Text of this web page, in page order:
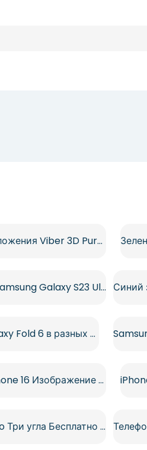
Значок приложения Viber 3D Purple Square с бесплатным сигналом телефона PNG
Смартфон Samsung Galaxy S23 Ultra Silver, бесплатный PNG
Samsung Galaxy Fold 6 в разных цветах (бесплатно в формате PNG)
Розовый iPhone 16 Изображение для Ваших Дизайнов Бесплатно PNG
iPhone 17 Pro Три угла Бесплатно PNG